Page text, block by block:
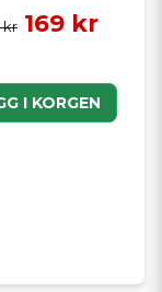
kr 169 kr
I KORGEN